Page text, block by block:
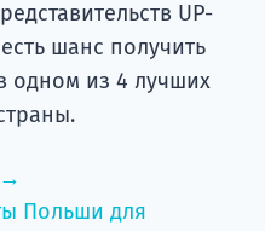
UP-
шанс получить
одном из 4 лучших
Польши для